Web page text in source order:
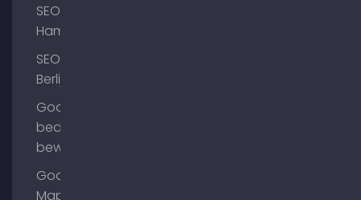
SEO
Hamburg
SEO
Berlijn
Google
bedrijfsprofiel
bewerken
Google
Maps